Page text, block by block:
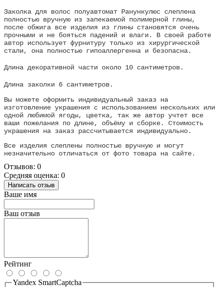
Заколка для волос полуавтомат Ранункулюс слеплена
полностью вручную из запекаемой полимерной глины,
после обжига все изделия из глины становятся очень
прочными и не бояться падений и влаги. В своей работе
автор использует фурнитуру только из хирургической
стали, она полностью гипоаллергенна и безопасна.
Длина декоративной части около 10 сантиметров.
Длина заколки 6 сантиметров.
Вы можете оформить индивидуальный заказ на
изготовление украшения с использованием нескольких или
одной любимой ягоды, цветка, так же автор учтет все
ваши пожелания по длине, объёму и сборке. Стоимость
украшения на заказ рассчитывается индивидуально.
Все изделия слеплены полностью вручную и могут
незначительно отличаться от фото товара на сайте.
Отзывов: 0
Средняя оценка: 0
Написать отзыв
Ваше имя
Ваш отзыв
Рейтинг
Yandex SmartCaptcha